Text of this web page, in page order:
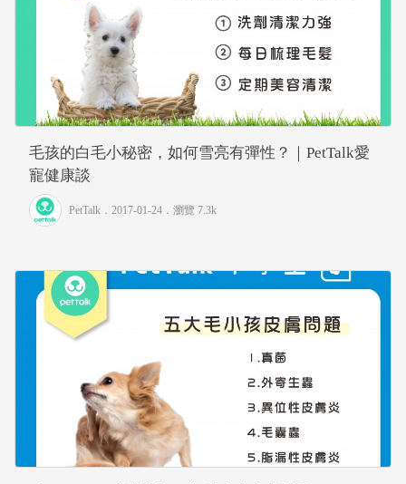
毛孩的白毛小秘密，如何雪亮有彈性？｜PetTalk愛
寵健康談
PetTalk ．2017-01-24． 瀏覽 7.3k